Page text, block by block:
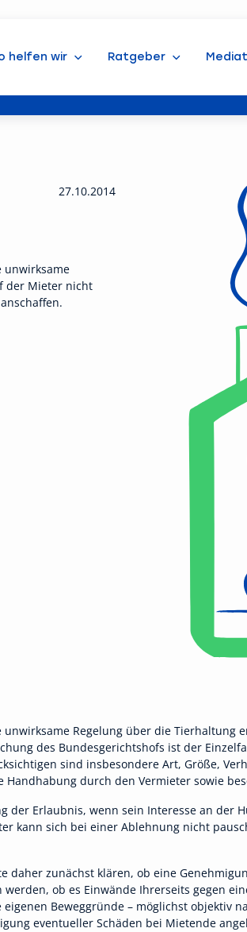
helfen wir Ratgeber
27.10.2014
unwirksame
der Mieter nicht
Regelung über die
des Bundesgerichtshofs ist der
sind insbesondere Art, Größe,
durch den Vermieter sowie
der Erlaubnis, wenn sein Interesse an der
kann sich bei einer Ablehnung nicht
daher zunächst klären, ob eine
ob es Einwände Ihrerseits gegen
Beweggründe – möglichst objektiv
eventueller Schäden bei Mietende